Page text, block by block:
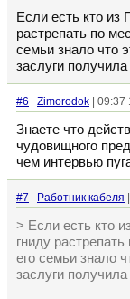
Если есть кто из
растрепать по
семьи знало что
заслуги
#6 Zimorodok |
Знаете что
чудовищного
чем интервью
#7 Работник кабеля
> Если есть кто
гниду
его семьи знало
заслуги